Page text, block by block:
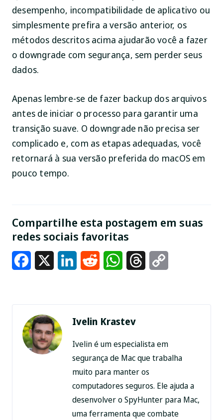
desempenho, incompatibilidade de aplicativo ou
simplesmente prefira a versão anterior, os
métodos descritos acima ajudarão você a fazer
o downgrade com segurança, sem perder seus
dados.
Apenas lembre-se de fazer backup dos arquivos
antes de iniciar o processo para garantir uma
transição suave. O downgrade não precisa ser
complicado e, com as etapas adequadas, você
retornará à sua versão preferida do macOS em
pouco tempo.
Compartilhe esta postagem em suas
redes sociais favoritas
Facebook LinkedInReddit WhatsAppThreads
Ivelin Krastev
Ivelin é um especialista em
segurança de Mac que trabalha
muito para manter os
computadores seguros. Ele ajuda a
desenvolver o SpyHunter para Mac,
uma ferramenta que combate